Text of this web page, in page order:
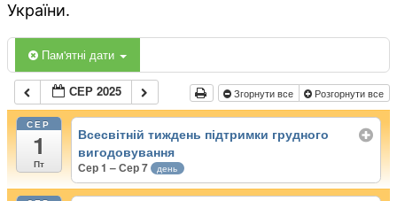
України.
Пам'ятні дати
СЕР 2025 Згорнути все Розгорнути все
СЕР
1
Пт
Всесвітній тиждень підтримки грудного
вигодовування
Сер 1 – Сер 7 день